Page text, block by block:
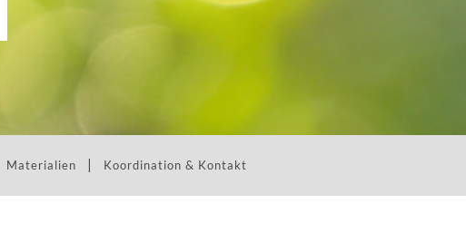
Materialien Koordination & Kontakt